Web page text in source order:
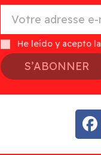
He leído y acepto la
S’ABONNER